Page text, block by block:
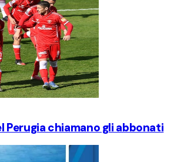
Perugia chiamano gli abbonati